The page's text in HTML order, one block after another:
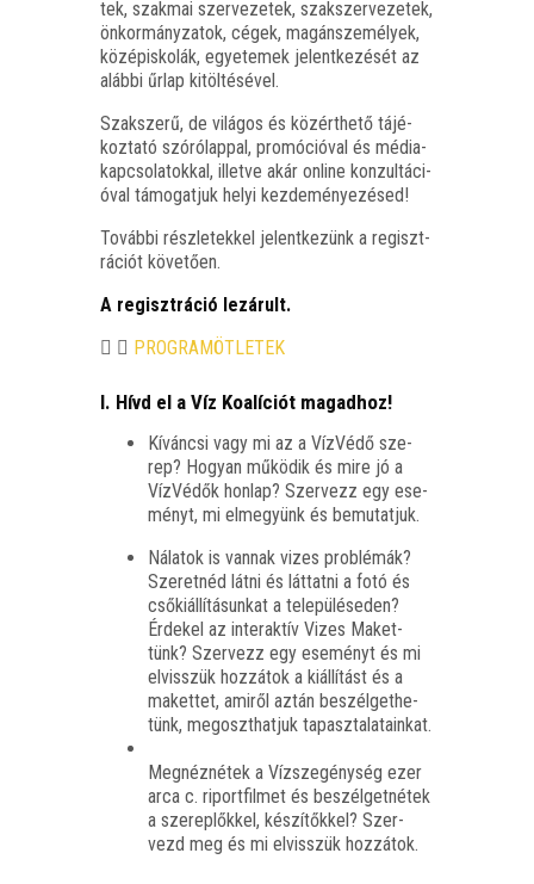
tek, szak­mai szer­ve­ze­tek, szak­szer­ve­ze­tek,
önkor­mány­za­tok, cégek, magán­sze­mé­lyek,
közép­is­ko­lák, egye­te­mek jelent­ke­zé­sét az
aláb­bi űrlap kitöltésével.
Szak­sze­rű, de vilá­gos és köz­ért­he­tő tájé­
koz­ta­tó szó­ró­lap­pal, pro­mó­ci­ó­val és média­
kap­cso­la­tok­kal, illet­ve akár online kon­zul­tá­ci­
ó­val támo­gat­juk helyi kezdeményezésed!
Továb­bi rész­le­tek­kel jelent­ke­zünk a regiszt­
rá­ci­ót követően.
A regiszt­rá­ció lezárult.
PROGRAMÖTLETEK
I. Hívd el a Víz Koalíciót magadhoz!
Kíván­csi vagy mi az a Víz­Vé­dő sze­
rep? Hogyan műkö­dik és mire jó a
Víz­Vé­dők hon­lap? Szer­vezz egy ese­
ményt, mi elme­gyünk és bemutatjuk.
Nála­tok is van­nak vizes prob­lé­mák?
Sze­ret­néd lát­ni és lát­tat­ni a fotó és
cső­ki­ál­lí­tá­sun­kat a tele­pü­lé­se­den?
Érde­kel az inter­ak­tív Vizes Maket­
tünk? Szer­vezz egy ese­ményt és mi
elvisszük hoz­zá­tok a kiál­lí­tást és a
maket­tet, ami­ről aztán beszél­get­he­
tünk, meg­oszt­hat­juk tapasztalatainkat.
Meg­néz­né­tek a Víz­sze­gény­ség ezer
arca c. riport­fil­met és beszél­get­né­tek
a sze­rep­lők­kel, készí­tők­kel? Szer­
vezd meg és mi elvisszük hozzátok.